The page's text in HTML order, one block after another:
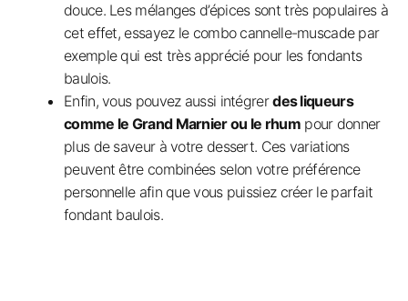
douce. Les mélanges d’épices sont très populaires à
cet effet, essayez le combo cannelle-muscade par
exemple qui est très apprécié pour les fondants
baulois.
Enfin, vous pouvez aussi intégrerdes liqueurs
comme le Grand Marnier ou le rhumpour donner
plus de saveur à votre dessert. Ces variations
peuvent être combinées selon votre préférence
personnelle afin que vous puissiez créer le parfait
fondant baulois.